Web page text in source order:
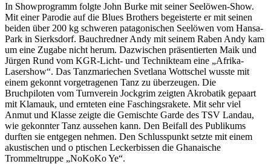
In Showprogramm folgte John Burke mit seiner Seelöwen-Show.
Mit einer Parodie auf die Blues Brothers begeisterte er mit seinen
beiden über 200 kg schweren patagonischen Seelöwen vom Hansa-
Park in Sierksdorf. Bauchredner Andy mit seinem Raben Andy kam
um eine Zugabe nicht herum. Dazwischen präsentierten Maik und
Jürgen Rund vom KGR-Licht- und Technikteam eine „Afrika-
Lasershow“. Das Tanzmariechen Svetlana Wottschel wusste mit
einem gekonnt vorgetragenen Tanz zu überzeugen. Die
Bruchpiloten vom Turnverein Jockgrim zeigten Akrobatik gepaart
mit Klamauk, und ernteten eine Faschingsrakete. Mit sehr viel
Anmut und Klasse zeigte die Gemischte Garde des TSV Landau,
wie gekonnter Tanz aussehen kann. Den Beifall des Publikums
durften sie entgegen nehmen. Den Schlusspunkt setzte mit einem
akustischen und o ptischen Leckerbissen die Ghanaische
Trommeltruppe „NoKoKo Ye“.